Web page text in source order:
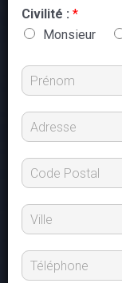
Civilité : *
Monsieur